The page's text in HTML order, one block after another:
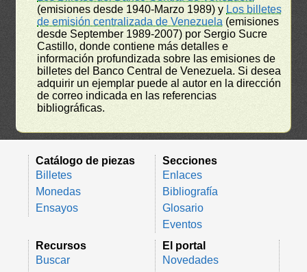
(emisiones desde 1940-Marzo 1989) y Los billetes
de emisión centralizada de Venezuela (emisiones
desde September 1989-2007) por Sergio Sucre
Castillo, donde contiene más detalles e
información profundizada sobre las emisiones de
billetes del Banco Central de Venezuela. Si desea
adquirir un ejemplar puede al autor en la dirección
de correo indicada en las referencias
bibliográficas.
Catálogo de piezas
Billetes
Monedas
Ensayos
Secciones
Enlaces
Bibliografía
Glosario
Eventos
Recursos
Buscar
El portal
Novedades